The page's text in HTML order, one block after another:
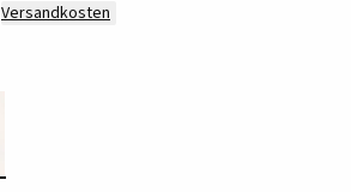
Versandkosten